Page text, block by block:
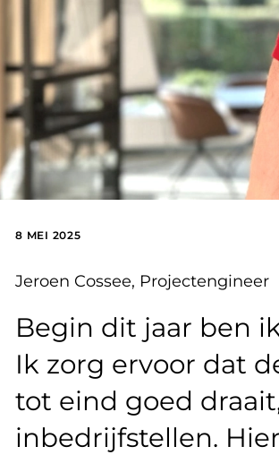
8 MEI 2025
Jeroen Cossee, Projectengineer
Begin dit jaar ben
Ik zorg ervoor dat
tot eind goed
inbedrijfstellen.